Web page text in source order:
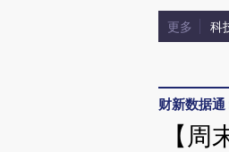
更多 科
财新数据通
【